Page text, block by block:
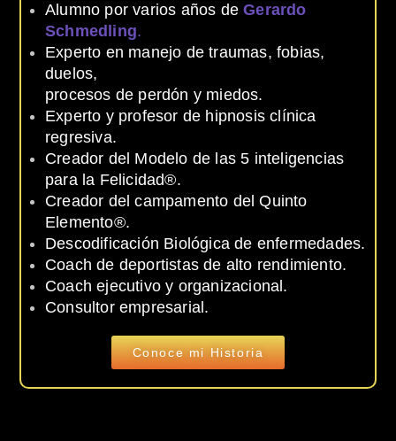
Alumno por varios años deGerardo
Schmedling.
Experto en manejo de traumas, fobias,
duelos,
procesos de perdón y miedos.
Experto y profesor de hipnosis clínica
regresiva.
Creador del Modelo de las 5 inteligencias
para la Felicidad®.
Creador del campamento del Quinto
Elemento®.
Descodificación Biológica de enfermedades.
Coach de deportistas de alto rendimiento.
Coach ejecutivo y organizacional.
Consultor empresarial.
Conoce mi Historia